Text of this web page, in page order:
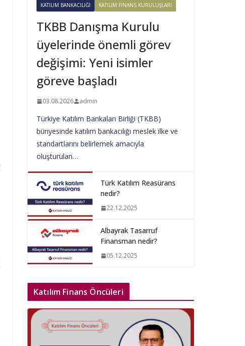
KATILIM BANKACILIĞI KATILIM FINANS KURULUŞLARI
TKBB Danışma Kurulu
üyelerinde önemli görev
değişimi: Yeni isimler
göreve başladı
03.08.2026 admin
Türkiye Katılım Bankaları Birliği (TKBB)
bünyesinde katılım bankacılığı meslek ilke ve
standartlarını belirlemek amacıyla
oluşturulan…
Türk Katılım Reasürans
nedir?
22.12.2025
Albayrak Tasarruf
Finansman nedir?
05.12.2025
Katılım Finans Öncüleri